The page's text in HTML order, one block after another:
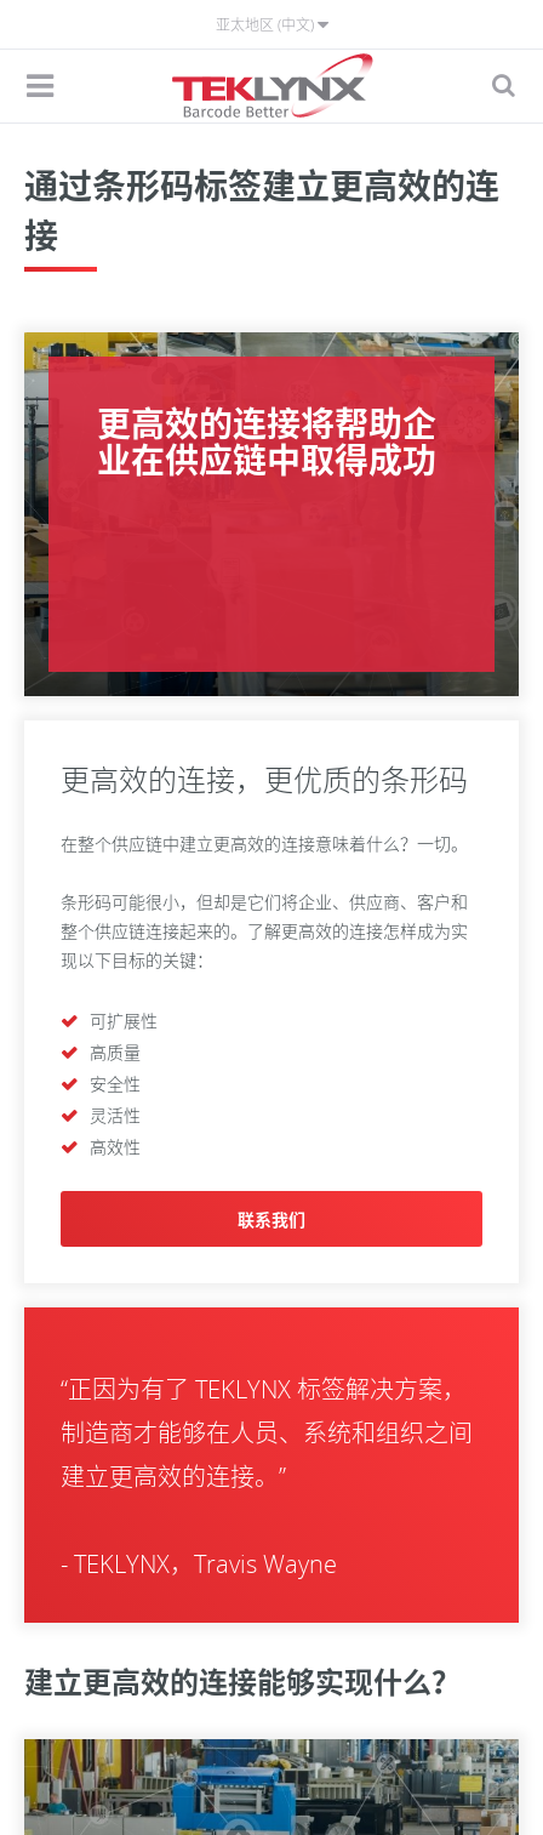
亚太地区 (中文)
通过条形码标签建立更高效的连
接
更高效的连接将帮助企
业在供应链中取得成功
更高效的连接，更优质的条形码
在整个供应链中建立更高效的连接意味着什么？一切。
条形码可能很小，但却是它们将企业、供应商、客户和
整个供应链连接起来的。了解更高效的连接怎样成为实
现以下目标的关键：
可扩展性
高质量
安全性
灵活性
高效性
联系我们
“正因为有了 TEKLYNX 标签解决方案，
制造商才能够在人员、系统和组织之间
建立更高效的连接。”
- TEKLYNX，Travis Wayne
建立更高效的连接能够实现什么？